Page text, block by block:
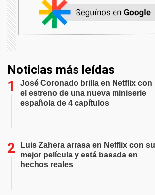
Noticias más leídas
José Coronado brilla en Netflix con
el estreno de una nueva miniserie
española de 4 capítulos
Luis Zahera arrasa en Netflix con su
mejor película y está basada en
hechos reales